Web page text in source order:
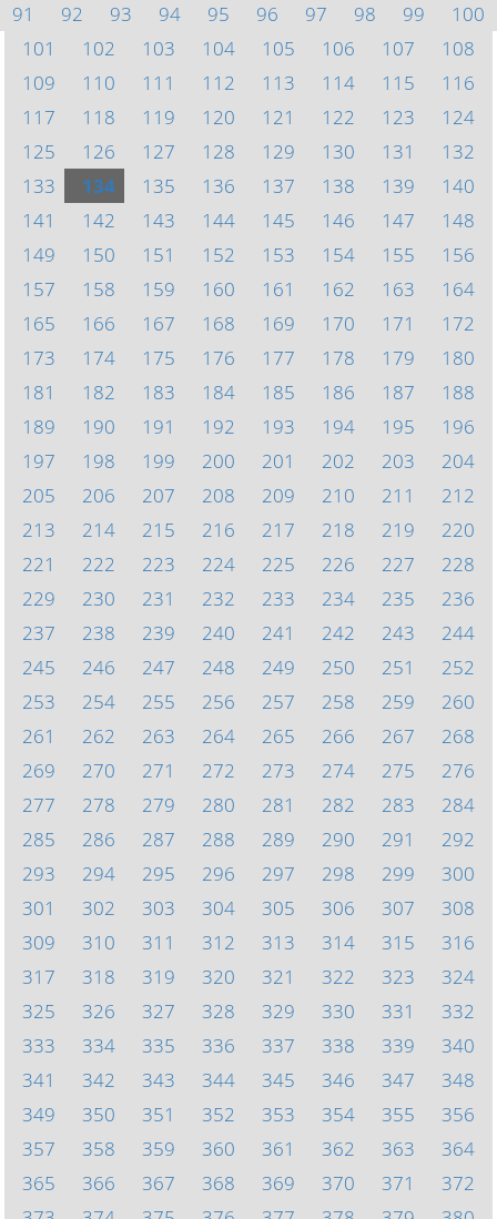
91
92 93 94 95 96 97 98 99
100
101
102 103 104 105 106 107
108
109
110 111 112 113 114 115
116
117
118 119 120 121 122 123
124
125
126 127 128 129 130 131
132
133
134 135 136 137 138 139
140
141
142 143 144 145 146 147
148
149
150 151 152 153 154 155
156
157
158 159 160 161 162 163
164
165
166 167 168 169 170 171
172
173
174 175 176 177 178 179
180
181
182 183 184 185 186 187
188
189
190 191 192 193 194 195
196
197
198 199 200 201 202 203
204
205
206 207 208 209 210 211
212
213
214 215 216 217 218 219
220
221
222 223 224 225 226 227
228
229
230 231 232 233 234 235
236
237
238 239 240 241 242 243
244
245
246 247 248 249 250 251
252
253
254 255 256 257 258 259
260
261
262 263 264 265 266 267
268
269
270 271 272 273 274 275
276
277
278 279 280 281 282 283
284
285
286 287 288 289 290 291
292
293
294 295 296 297 298 299
300
301
302 303 304 305 306 307
308
309
310 311 312 313 314 315
316
317
318 319 320 321 322 323
324
325
326 327 328 329 330 331
332
333
334 335 336 337 338 339
340
341
342 343 344 345 346 347
348
349
350 351 352 353 354 355
356
357
358 359 360 361 362 363
364
365
366 367 368 369 370 371
372